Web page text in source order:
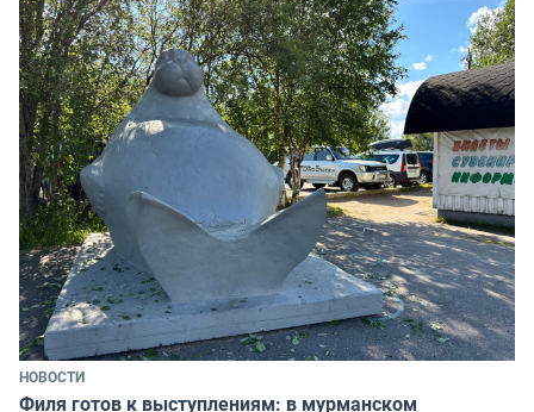
НОВОСТИ
Филя готов к выступлениям: в мурманском